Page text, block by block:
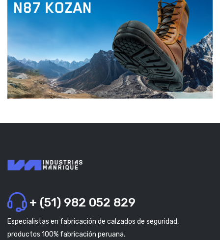
+ (51) 982 052 829
Especialistas en fabricación de calzados de seguridad,
productos 100% fabricación peruana.